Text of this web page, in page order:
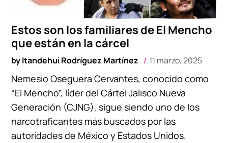
Estos son los familiares de El Mencho
que están en la cárcel
byItandehui Rodríguez Martínez 11 marzo, 2025
Nemesio Oseguera Cervantes, conocido como
“El Mencho”, líder del Cártel Jalisco Nueva
Generación (CJNG), sigue siendo uno de los
narcotraficantes más buscados por las
autoridades de México y Estados Unidos.